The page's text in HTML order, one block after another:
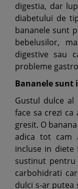
digestia, dar
diabetului de
bananele sunt
bebelusilor,
digestive sau
probleme
Bananele sunt
Gustul dulce
face sa crezi
gresit. O
adica tot cam
incluse in diete
sustinut
carbohidrati
dulci s-ar putea